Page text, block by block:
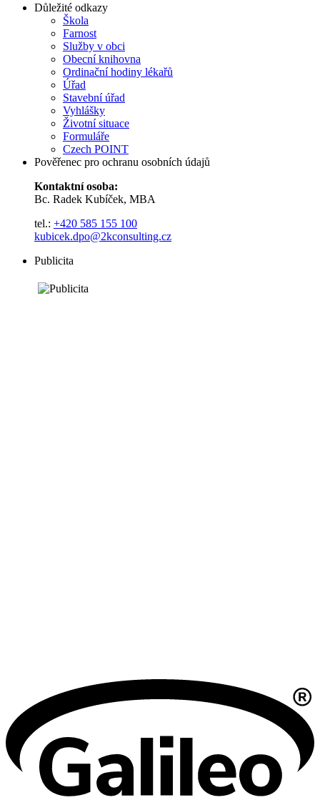
Důležité odkazy
Škola
Farnost
Služby v obci
Obecní knihovna
Ordinační hodiny lékařů
Úřad
Stavební úřad
Vyhlášky
Životní situace
Formuláře
Czech POINT
Pověřenec pro ochranu osobních údajů
Kontaktní osoba:
Bc. Radek Kubíček, MBA
tel.: +420 585 155 100
kubicek.dpo@2kconsulting.cz
Publicita